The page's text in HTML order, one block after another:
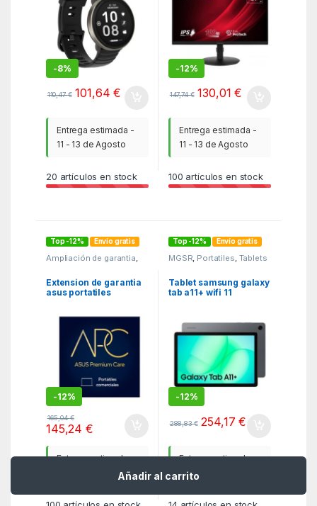
Añadir al carrito
-8%
110,47€ 101,64€
Entrega estimada -
11 - 13 de Agosto
20 artículos en stock
-12%
147,74€ 130,01€
Entrega estimada -
11 - 13 de Agosto
100 artículos en stock
Top -12% Envío gratis
Ampliación de garantia,
Extension de garantia
asus portatiles
-12%
165,04€
145,24€
Entrega estimada -
11 - 13 de Agosto
Top -12% Envío gratis
MGSR, Portatiles, Tablets
Tablet samsung galaxy
tab a11+ wifi 11
-12%
288,83€ 254,17€
Entrega estimada -
11 - 13 de Agosto